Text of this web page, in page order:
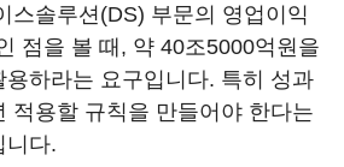
스솔루션(DS) 부문의 영업이익
점을 볼 때 , 약 40조5000억원을
하라는 요구입니다. 특히 성과
적용할 규칙을 만들어야 한다는
니다.